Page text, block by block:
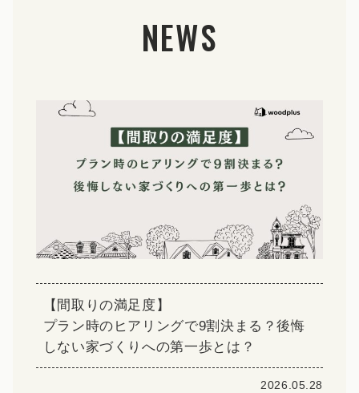
NEWS
【間取りの満足度】
プラン時のヒアリングで9割決まる？後悔
しない家づくりへの第一歩とは？
2026.05.28